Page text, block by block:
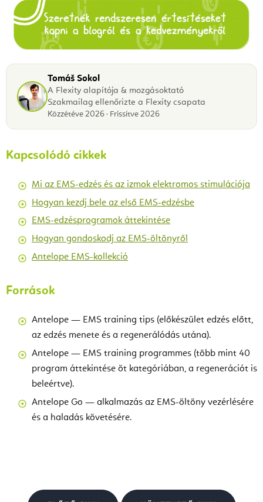
Tomáš Sokol
A Flexity alapítója & mozgásoktató
Szakmailag ellenőrizte a Flexity csapata
Közzétéve 2026 · Frissítve 2026
Kapcsolódó cikkek
Mi az EMS-edzés és az izmok elektromos stimulációja
Hogyan kezdj bele az első EMS-edzésbe
EMS-edzésprogramok áttekintése
Hogyan gondoskodj az EMS-öltönyről
Antelope EMS-kollekció
Források
Antelope — EMS training tips (előkészület edzés előtt,
az edzés menete és a regenerálódás utána).
Antelope — EMS training programmes (több mint 40
program áttekintése öt kategóriában, a regenerációt is
beleértve).
Antelope Go — alkalmazás az EMS-öltöny vezérlésére
és a haladás követésére.